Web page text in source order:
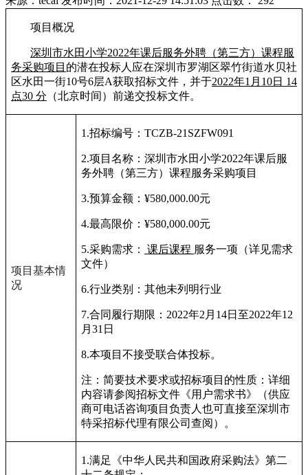
项目概况
深圳市水田小学2022年课后服务外聘（第三方）课程服
务采购项目 的潜在投标人应在深圳市罗湖区翠竹街道水贝社
区水田一街10号6层A获取招标文件，并于2022年1 月 10日 14
点30 分 （北京时间）前递交投标文件。
项目基本情
况
1.招标编号： TCZB-21SZFW091
2.项目名称：深圳市水田小学2022年课后服
务外聘（第三方）课程服务采购项目
3.预算金额： ¥580,000.00元
4.最高限价： ¥580,000.00元
5.采购需求： 课后课程 服务一项（详见需求
文件）
6.行业类别：其他未列明行业
7.合同履行期限： 2022年2 月 14日至2022年12
月 31 日
8.本项目不接受联合体投标。
注：简要技术要求或招标项目的性质：详细
内容请参阅招标文件《用户需求书》（供应
商可电话咨询项目负责人也可直接至深圳市
特采招标代理有限公司查阅）。
1.满足《中华人民共和国政府采购法》第二